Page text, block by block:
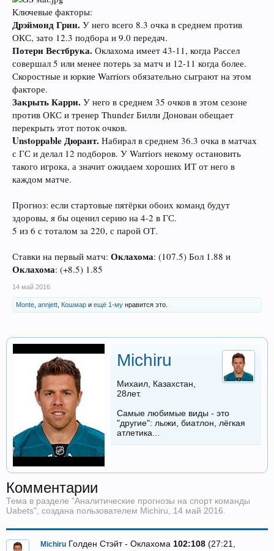
Ключевые факторы:
Дрэймонд Грин. У него всего 8.3 очка в среднем против
ОКС, зато 12.3 подбора и 9.0 передач.
Потери Вестбрука. Оклахома имеет 43-11, когда Рассел
совершал 5 или менее потерь за матч и 12-11 когда более.
Скоростные и юркие Warriors обязательно сыграют на этом
факторе.
Закрыть Карри. У него в среднем 35 очков в этом сезоне
против ОКС и тренер Thunder Билли Донован обещает
перекрыть этот поток очков.
Unstoppable Дюрант. Набирал в среднем 36.3 очка в матчах
с ГС и делал 12 подборов. У Warriors некому остановить
такого игрока, а значит ожидаем хороших ИТ от него в
каждом матче.
Прогноз: если стартовые пятёрки обоих команд будут
здоровы, я бы оценил серию на 4-2 в ГС.
5 из 6 с тоталом за 220, с парой ОТ.
Ставки на первый матч: Оклахома: (107.5) Бол 1.88 и
Оклахома: (+8.5) 1.85
14 май 2016
Monte annjett Кошмар и ещё 1-му нравится это.
Michiru
Михаил, Казахстан,
28лет.
Самые любимые виды - это
"другие": лыжи, биатлон, лёгкая
атлетика...
Комментарии
Тема в разделе "Аналитические прогнозы на спорт команды
Uabets", создана пользователем Michiru 14 май 2016
Michiru Голден Стэйт - Оклахома 102:108 (27:21,